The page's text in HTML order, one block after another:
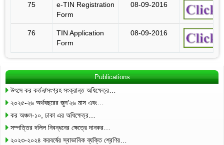
75
e-TIN Registration
Form
08-09-2016
76
TIN Application
Form
08-09-2016
Publications
উৎসে কর কর্তন/সংগ্রহ সংক্রান্ত অধিক্ষেত্র…
২০২৫-২৬ অর্থবছরের জুন’২৬ মাস এবং…
কর অঞ্চল-১০, ঢাকা এর অধিক্ষেত্র…
সম্পত্তির দলিল নিবন্ধনের ক্ষেত্রে দানকর…
২০২৩-২০২৪ করবর্ষের স্বাভাবিক ব্যক্তি শ্রেণির…